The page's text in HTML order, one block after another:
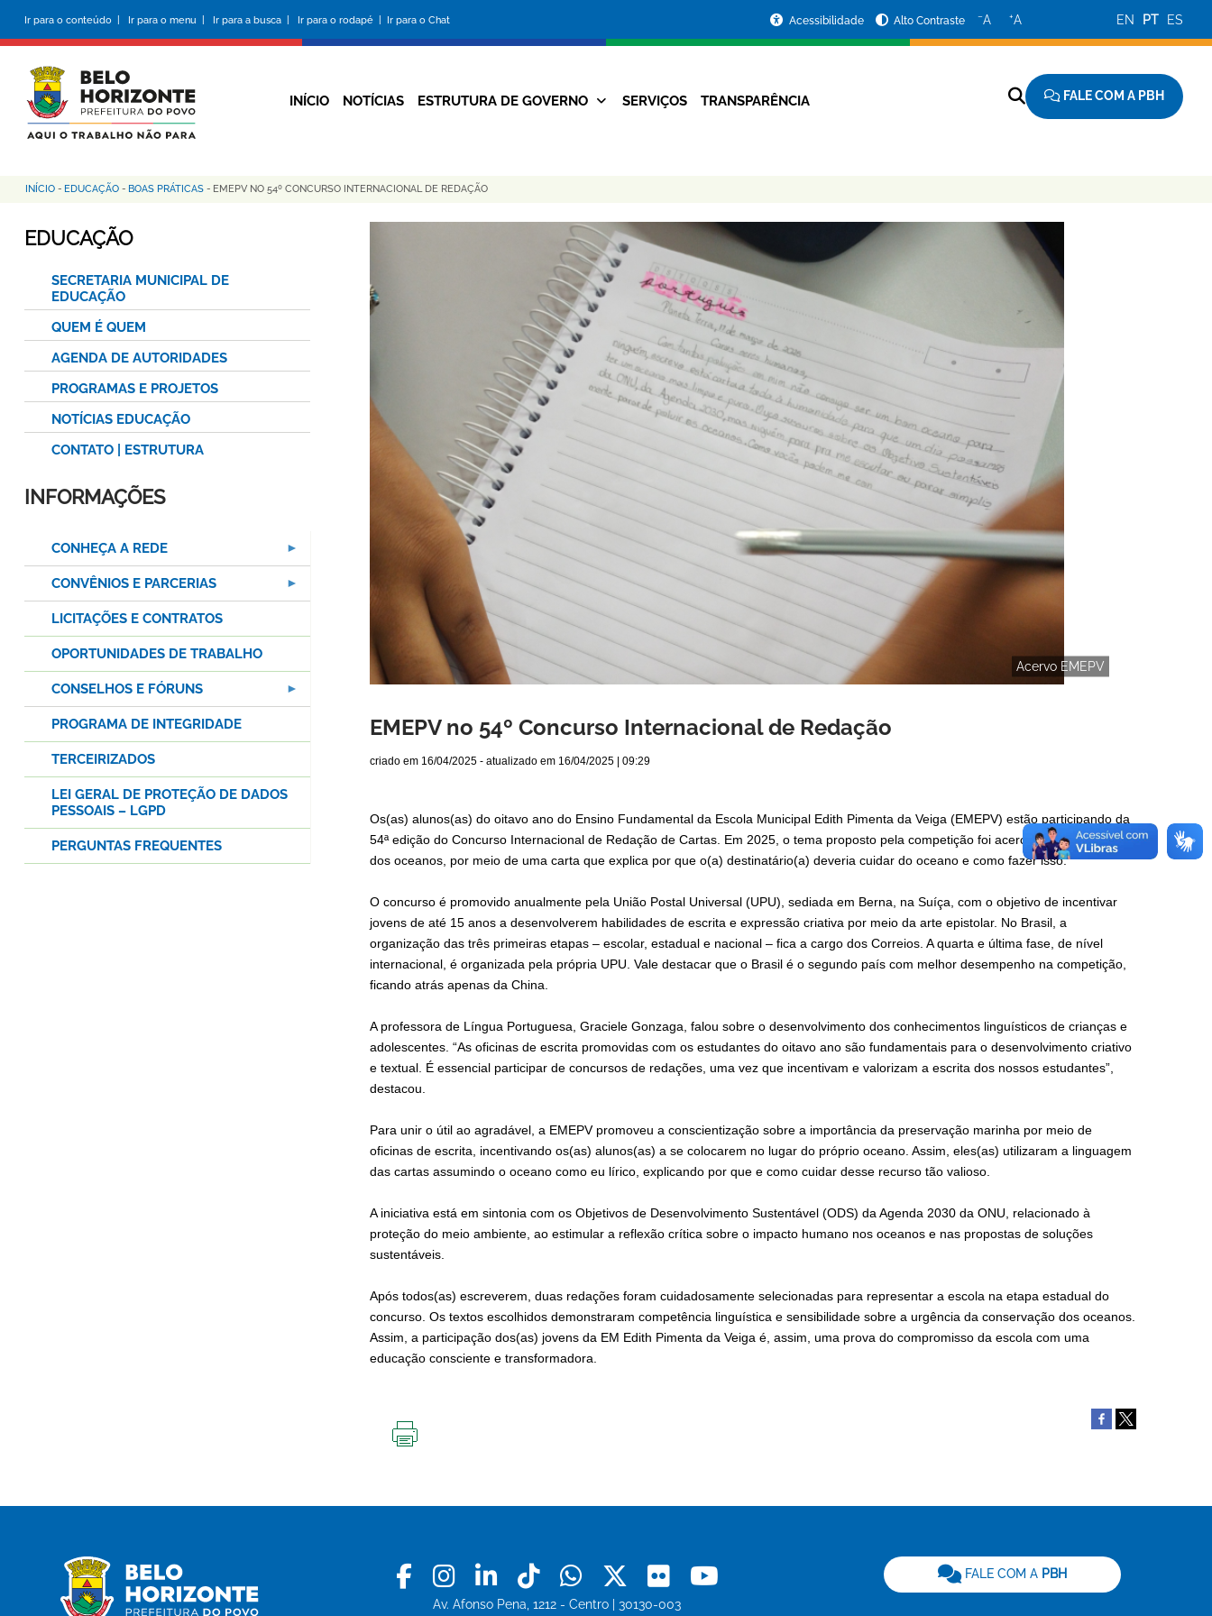
conteúdo
principal
Ir para o conteúdo | Ir para o menu | Ir para a busca | Ir para o rodapé | Ir para o Chat
da
Prefeitura
Acessibilidade Alto Contraste −A +A EN PT ES
Navegação
INÍCIO NOTÍCIAS ESTRUTURA DE GOVERNO SERVIÇOS TRANSPARÊNCIA FALE COM A PBH
Trilha
de
INÍCIO - EDUCAÇÃO - BOAS PRÁTICAS - EMEPV NO 54º CONCURSO INTERNACIONAL DE REDAÇÃO
Acervo EMEPV
EMEPV no 54º Concurso Internacional de Redação
criado em 16/04/2025- atualizado em 16/04/2025 | 09:29
Os(as) alunos(as) do oitavo ano do Ensino Fundamental da Escola Municipal Edith Pimenta da Veiga (EMEPV) estão participando da
54ª edição do Concurso Internacional de Redação de Cartas. Em 2025, o tema proposto pela competição foi acerca da conservação
dos oceanos, por meio de uma carta que explica por que o(a) destinatário(a) deveria cuidar do oceano e como fazer isso.
O concurso é promovido anualmente pela União Postal Universal (UPU), sediada em Berna, na Suíça, com o objetivo de incentivar
jovens de até 15 anos a desenvolverem habilidades de escrita e expressão criativa por meio da arte epistolar. No Brasil, a
organização das três primeiras etapas – escolar, estadual e nacional – fica a cargo dos Correios. A quarta e última fase, de nível
internacional, é organizada pela própria UPU. Vale destacar que o Brasil é o segundo país com melhor desempenho na competição,
ficando atrás apenas da China.
A professora de Língua Portuguesa, Graciele Gonzaga, falou sobre o desenvolvimento dos conhecimentos linguísticos de crianças e
adolescentes. “As oficinas de escrita promovidas com os estudantes do oitavo ano são fundamentais para o desenvolvimento criativo
e textual. É essencial participar de concursos de redações, uma vez que incentivam e valorizam a escrita dos nossos estudantes”,
destacou.
Para unir o útil ao agradável, a EMEPV promoveu a conscientização sobre a importância da preservação marinha por meio de
oficinas de escrita, incentivando os(as) alunos(as) a se colocarem no lugar do próprio oceano. Assim, eles(as) utilizaram a linguagem
das cartas assumindo o oceano como eu lírico, explicando por que e como cuidar desse recurso tão valioso.
A iniciativa está em sintonia com os Objetivos de Desenvolvimento Sustentável (ODS) da Agenda 2030 da ONU, relacionado à
proteção do meio ambiente, ao estimular a reflexão crítica sobre o impacto humano nos oceanos e nas propostas de soluções
sustentáveis.
Após todos(as) escreverem, duas redações foram cuidadosamente selecionadas para representar a escola na etapa estadual do
concurso. Os textos escolhidos demonstraram competência linguística e sensibilidade sobre a urgência da conservação dos oceanos.
Assim, a participação dos(as) jovens da EM Edith Pimenta da Veiga é, assim, uma prova do compromisso da escola com uma
educação consciente e transformadora.
EDUCAÇÃO
SECRETARIA MUNICIPAL DE
EDUCAÇÃO
QUEM É QUEM
AGENDA DE AUTORIDADES
PROGRAMAS E PROJETOS
NOTÍCIAS EDUCAÇÃO
CONTATO | ESTRUTURA
INFORMAÇÕES
CONHEÇA A REDE
CONVÊNIOS E PARCERIAS
LICITAÇÕES E CONTRATOS
OPORTUNIDADES DE TRABALHO
CONSELHOS E FÓRUNS
PROGRAMA DE INTEGRIDADE
TERCEIRIZADOS
LEI GERAL DE PROTEÇÃO DE DADOS
PESSOAIS – LGPD
PERGUNTAS FREQUENTES
Facebook
Instagram
LinkedinTiktokWhatsapp
X Flickr
Av. Afonso Pena, 1212 - Centro | 30130-003
FALE COM A PBH